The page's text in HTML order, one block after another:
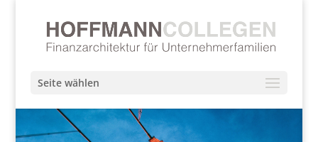
Seite wählen